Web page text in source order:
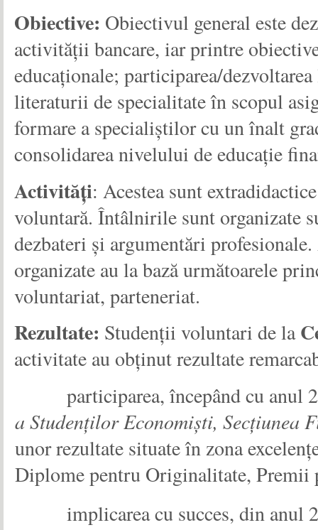
Obiective: Obiectivul general este
activității bancare, iar printre
educaționale; participarea/
literaturii de specialitate în scopul
formare a specialiştilor cu un înalt
consolidarea nivelului de educație
Activități: Acestea sunt
voluntară. Întâlnirile sunt organizate
dezbateri și argumentări
organizate au la bază următoarele
voluntariat, parteneriat.
Rezultate: Studenții voluntari de la
activitate au obținut rezultate
participarea, începând cu anul
a Studenților Economiști,
unor rezultate situate în zona
Diplome pentru Originalitate, Premii
implicarea cu succes, din anul